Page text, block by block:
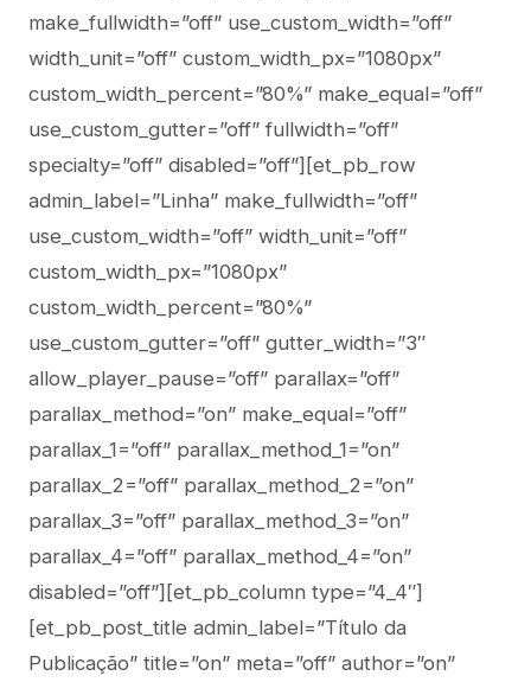
make_fullwidth=”off” use_custom_width=”off”
width_unit=”off” custom_width_px=”1080px”
custom_width_percent=”80%” make_equal=”off”
use_custom_gutter=”off” fullwidth=”off”
specialty=”off” disabled=”off”][et_pb_row
admin_label=”Linha” make_fullwidth=”off”
use_custom_width=”off” width_unit=”off”
custom_width_px=”1080px”
custom_width_percent=”80%”
use_custom_gutter=”off” gutter_width=”3″
allow_player_pause=”off” parallax=”off”
parallax_method=”on” make_equal=”off”
parallax_1=”off” parallax_method_1=”on”
parallax_2=”off” parallax_method_2=”on”
parallax_3=”off” parallax_method_3=”on”
parallax_4=”off” parallax_method_4=”on”
disabled=”off”][et_pb_column type=”4_4″]
[et_pb_post_title admin_label=”Título da
Publicação” title=”on” meta=”off” author=”on”